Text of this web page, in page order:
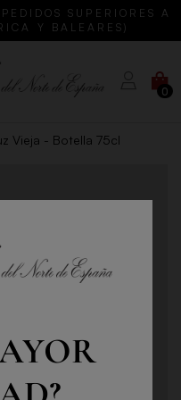
SUPERIORES A
Y BALEARES)
0
Vieja - Botella 75cl